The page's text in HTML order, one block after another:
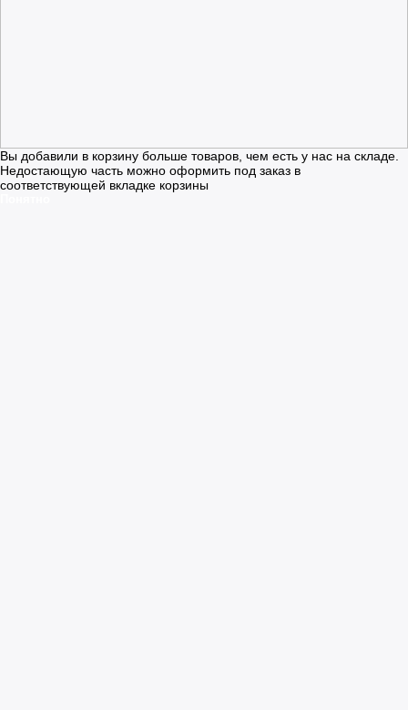
Вы добавили в корзину больше товаров, чем есть у нас на складе.
Недостающую часть можно оформить под заказ в
соответствующей вкладке корзины